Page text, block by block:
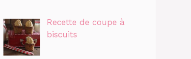
Recette de coupe à
biscuits